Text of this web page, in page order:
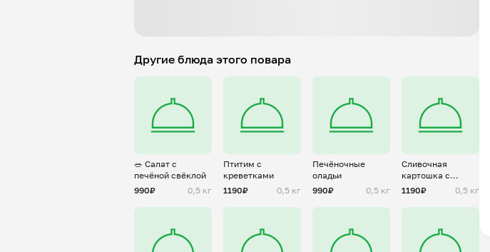
Другие блюда этого повара
🥗 Салат с
печёной свёклой
990₽
0,5 кг
Птитим с
креветками
1190₽
0,5 кг
Печёночные
оладьи
990₽
0,5 кг
Сливочная
картошка с
лисичками
1190₽ 0,5 кг